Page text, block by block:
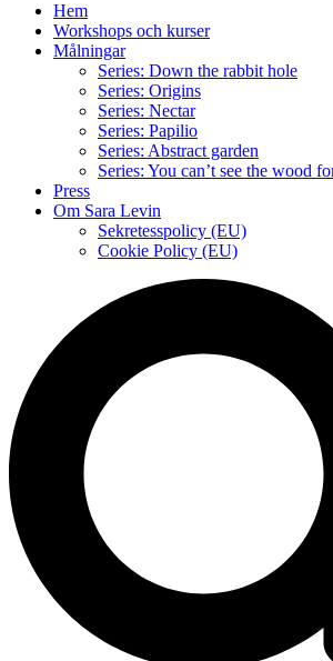
Hem
Workshops och kurser
Målningar
Series: Down the rabbit hole
Series: Origins
Series: Nectar
Series: Papilio
Series: Abstract garden
Series: You can’t see the wood
Press
Om Sara Levin
Sekretesspolicy (EU)
Cookie Policy (EU)